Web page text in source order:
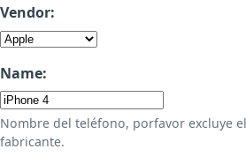
Vendor:
Name:
Nombre del teléfono, porfavor excluye
fabricante.